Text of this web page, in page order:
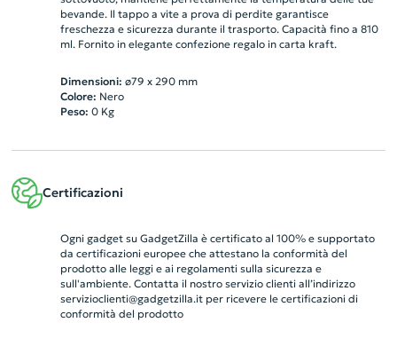
bevande. Il tappo a vite a prova di perdite garantisce
freschezza e sicurezza durante il trasporto. Capacità fino a 810
ml. Fornito in elegante confezione regalo in carta kraft.
Dimensioni: ø79 x 290 mm
Colore: Nero
Peso: 0Kg
Certificazioni
Ogni gadget su GadgetZilla è certificato al 100% e supportato
da certificazioni europee che attestano la conformità del
prodotto alle leggi e ai regolamenti sulla sicurezza e
sull'ambiente. Contatta il nostro servizio clienti all’indirizzo
servizioclienti@gadgetzilla.itper ricevere le certificazioni di
conformità del prodotto